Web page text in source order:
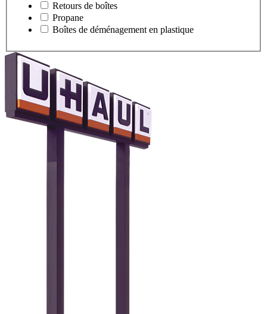
Retours de boîtes
Propane
Boîtes de déménagement en plastique